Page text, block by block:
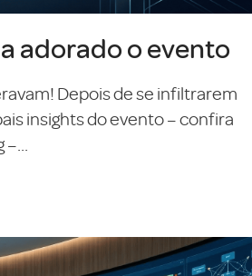
adorado o evento
Depois de se infiltrarem
insights do evento – confira
–...